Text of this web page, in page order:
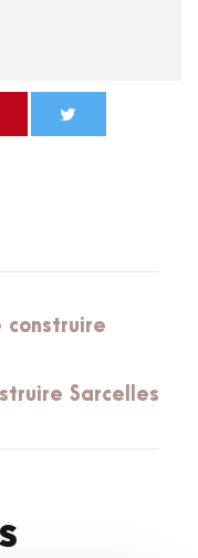
construire
Sarcelles